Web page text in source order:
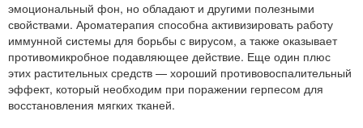
эмоциональный фон, но обладают и другими полезными
свойствами. Ароматерапия способна активизировать работу
иммунной системы для борьбы с вирусом, а также оказывает
противомикробное подавляющее действие. Еще один плюс
этих растительных средств — хороший противовоспалительный
эффект, который необходим при поражении герпесом для
восстановления мягких тканей.